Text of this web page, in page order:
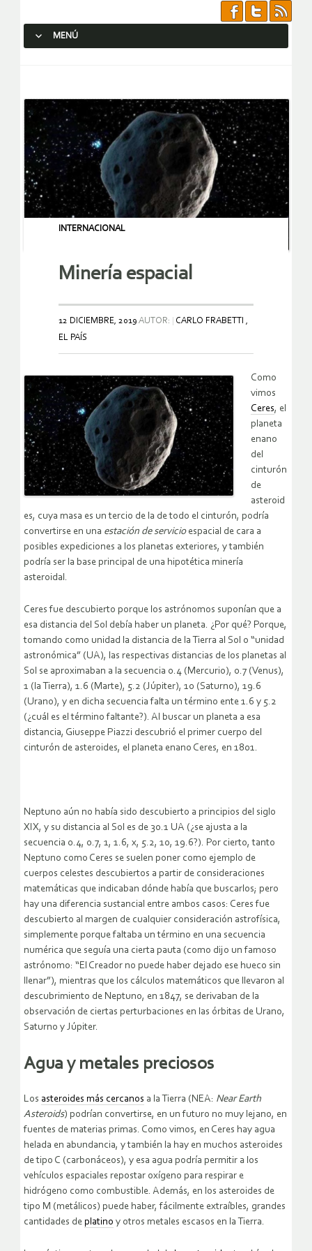
MENÚ
INTERNACIONAL
Minería espacial
12 DICIEMBRE, 2019 AUTOR:
CARLO FRABETTI ,
EL PAÍS
Como
vimos
Ceres, el
planeta
enano
del
cinturón
de
asteroid
es, cuya masa es un tercio de la de todo el cinturón, podría
convertirse en una estación de servicioespacial de cara a
posibles expediciones a los planetas exteriores, y también
podría ser la base principal de una hipotética minería
asteroidal.
Ceres fue descubierto porque los astrónomos suponían que a
esa distancia del Sol debía haber un planeta. ¿Por qué? Porque,
tomando como unidad la distancia de la Tierra al Sol o “unidad
astronómica” (UA), las respectivas distancias de los planetas al
Sol se aproximaban a la secuencia 0.4 (Mercurio), 0.7 (Venus),
1 (la Tierra), 1.6 (Marte), 5.2 (Júpiter), 10 (Saturno), 19.6
(Urano), y en dicha secuencia falta un término ente 1.6 y 5.2
(¿cuál es el término faltante?). Al buscar un planeta a esa
distancia, Giuseppe Piazzi descubrió el primer cuerpo del
cinturón de asteroides, el planeta enano Ceres, en 1801.
Neptuno aún no había sido descubierto a principios del siglo
XIX, y su distancia al Sol es de 30.1 UA (¿se ajusta a la
secuencia 0.4, 0.7, 1, 1.6, x, 5.2, 10, 19.6?). Por cierto, tanto
Neptuno como Ceres se suelen poner como ejemplo de
cuerpos celestes descubiertos a partir de consideraciones
matemáticas que indicaban dónde había que buscarlos; pero
hay una diferencia sustancial entre ambos casos: Ceres fue
descubierto al margen de cualquier consideración astrofísica,
simplemente porque faltaba un término en una secuencia
numérica que seguía una cierta pauta (como dijo un famoso
astrónomo: “El Creador no puede haber dejado ese hueco sin
llenar”), mientras que los cálculos matemáticos que llevaron al
descubrimiento de Neptuno, en 1847, se derivaban de la
observación de ciertas perturbaciones en las órbitas de Urano,
Saturno y Júpiter.
Agua y metales preciosos
Los asteroides más cercanos a la Tierra (NEA: Near Earth
Asteroids) podrían convertirse, en un futuro no muy lejano, en
fuentes de materias primas. Como vimos, en Ceres hay agua
helada en abundancia, y también la hay en muchos asteroides
de tipo C (carbonáceos), y esa agua podría permitir a los
vehículos espaciales repostar oxígeno para respirar e
hidrógeno como combustible. Además, en los asteroides de
tipo M (metálicos) puede haber, fácilmente extraíbles, grandes
cantidades de platino y otros metales escasos en la Tierra.